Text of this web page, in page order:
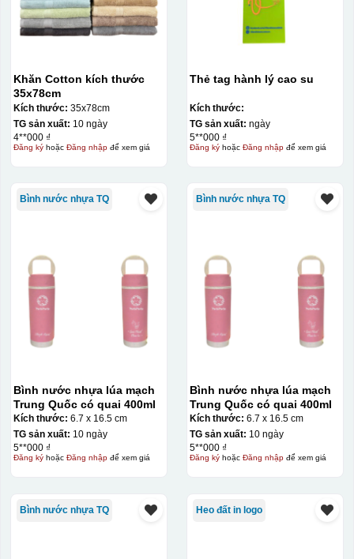
Khăn Cotton kích thước
35x78cm
Kích thước: 35x78cm
TG sản xuất: 10 ngày
4**000 ₫
Đăng kýhoặc Đăng nhậpđể xem giá
Thẻ tag hành lý cao su
Kích thước:
TG sản xuất: ngày
5**000 ₫
Đăng kýhoặc Đăng nhậpđể xem giá
Bình nước nhựa TQ
Bình nước nhựa lúa mạch
Trung Quốc có quai 400ml
Kích thước: 6.7 x 16.5 cm
TG sản xuất: 10 ngày
5**000 ₫
Đăng kýhoặc Đăng nhậpđể xem giá
Bình nước nhựa TQ
Bình nước nhựa lúa mạch
Trung Quốc có quai 400ml
Kích thước: 6.7 x 16.5 cm
TG sản xuất: 10 ngày
5**000 ₫
Đăng kýhoặc Đăng nhậpđể xem giá
Bình nước nhựa TQ Heo đất in logo